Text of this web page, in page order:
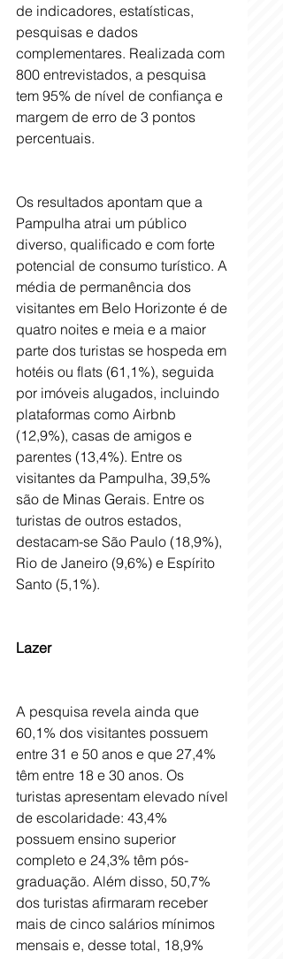
de indicadores, estatísticas,
pesquisas e dados
complementares. Realizada com
800 entrevistados, a pesquisa
tem 95% de nível de confiança e
margem de erro de 3 pontos
percentuais.
Os resultados apontam que a
Pampulha atrai um público
diverso, qualificado e com forte
potencial de consumo turístico. A
média de permanência dos
visitantes em Belo Horizonte é de
quatro noites e meia e a maior
parte dos turistas se hospeda em
hotéis ou flats (61,1%), seguida
por imóveis alugados, incluindo
plataformas como Airbnb
(12,9%), casas de amigos e
parentes (13,4%). Entre os
visitantes da Pampulha, 39,5%
são de Minas Gerais. Entre os
turistas de outros estados,
destacam-se São Paulo (18,9%),
Rio de Janeiro (9,6%) e Espírito
Santo (5,1%).
Lazer
A pesquisa revela ainda que
60,1% dos visitantes possuem
entre 31 e 50 anos e que 27,4%
têm entre 18 e 30 anos. Os
turistas apresentam elevado nível
de escolaridade: 43,4%
possuem ensino superior
completo e 24,3% têm pós-
graduação. Além disso, 50,7%
dos turistas afirmaram receber
mais de cinco salários mínimos
mensais e, desse total, 18,9%